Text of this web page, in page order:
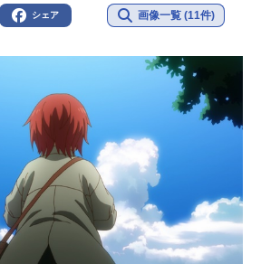
シェア 画像一覧 (11件)